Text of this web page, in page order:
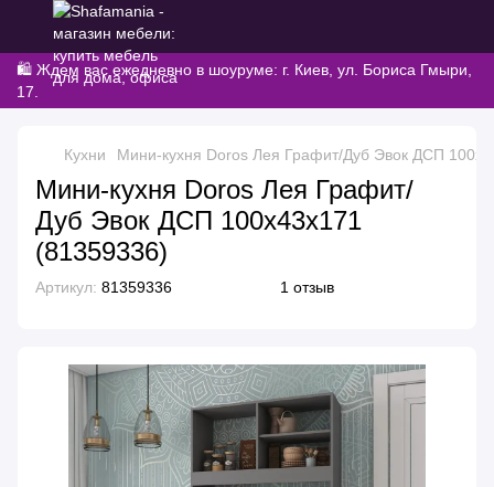
🛍️ Ждем вас ежедневно в шоуруме: г. Киев, ул. Бориса Гмыри,
17.
Кухни Мини-кухня Doros Лея Графит/Дуб Эвок ДСП
Мини-кухня Doros Лея Графит/
Дуб Эвок ДСП 100х43х171
(81359336)
Артикул: 81359336 1 отзыв